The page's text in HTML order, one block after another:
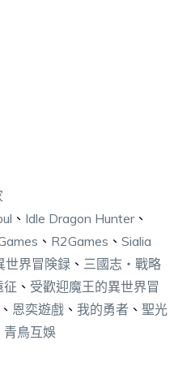
、 Idle Dragon Hunter、
、 R2Games 、 Sialia
世界冒険録 、 三國志・戰略
征 、 受歡迎魔王的異世界冒
、 恩奕遊戲 、 我的勇者 、 聖光
青鳥互娛